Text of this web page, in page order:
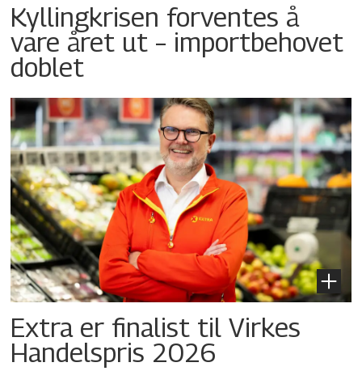
Kyllingkrisen forventes å
vare året ut – importbehovet
doblet
Extra er finalist til Virkes
Handelspris 2026